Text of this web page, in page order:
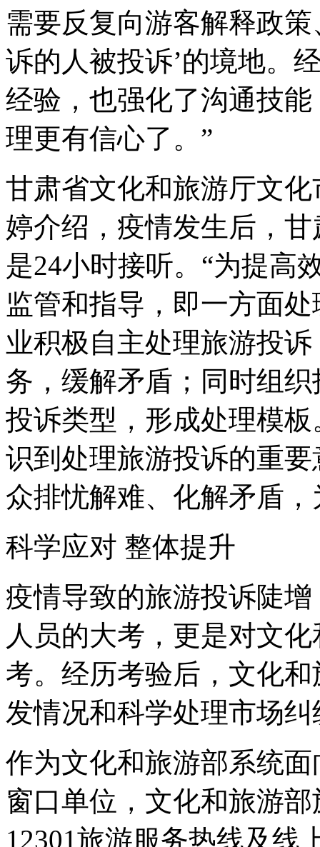
需要反复向游客解释政
诉的人被投诉’的境地。
经验，也强化了沟通技
理更有信心了。”
甘肃省文化和旅游厅文
婷介绍，疫情发生后，
是24小时接听。“为提高
监管和指导，即一方面
业积极自主处理旅游投
务，缓解矛盾；同时组
投诉类型，形成处理模
识到处理旅游投诉的重
众排忧解难、化解矛盾
科学应对 整体提升
疫情导致的旅游投诉陡
人员的大考，更是对文
考。经历考验后，文化
发情况和科学处理市场
作为文化和旅游部系统
窗口单位，文化和旅游
12301旅游服务热线及线